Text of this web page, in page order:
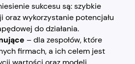
sukcesu są: szybkie
oraz wykorzystanie potencjału
do działania.
– dla zespołów, które
firmach, a ich celem jest